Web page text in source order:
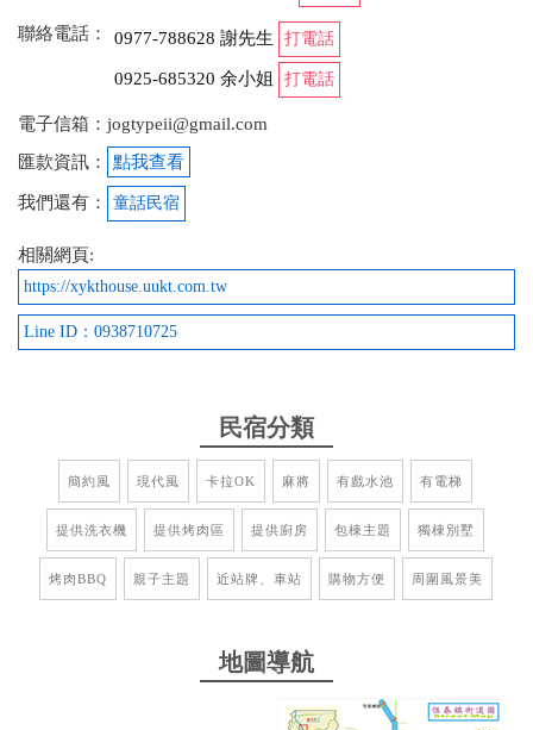
2026-02-19 10:03:44
環境寬敞、隔音設備只有好、老闆親切、服務一級棒
客廳房間都很大，很乾淨明亮，小孩大人都有可以玩
的設施。大家庭來住都很適合！
2026-02-18 11:07:57
全家出遊的首選，無可挑剔的住宿體驗！真的非常
棒，民宿環境優美且維護得很乾淨，最讓我們驚艷的
是隔音效果出奇的好，這在民宿中非常難得，老闆非
常親切熱心，感謝您提供這麼溫馨又舒適的空間，真
聯絡電話： 0977-788628 謝先生 打電話
0925-685320 余小姐 打電話
電子信箱：jogtypeii@gmail.com
匯款資訊：
點我查看
我們還有： 童話民宿
相關網頁:
https://xykthouse.uukt.com.tw
Line ID：0938710725
民宿分類
簡約風 現代風 卡拉OK 麻將 有戲水池 有電梯
提供洗衣機 提供烤肉區 提供廚房 包棟主題 獨棟別墅
烤肉BBQ 親子主題 近站牌、車站 購物方便 周圍風景美
地圖導航